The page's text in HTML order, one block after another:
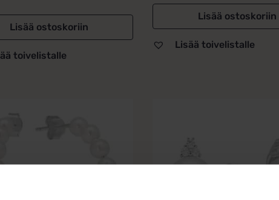
Lisää ostoskoriin
toivelistalle
Lisää ostoskoriin
Lisää toivelistalle